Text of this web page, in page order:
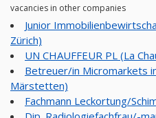
vacancies in other companies
Junior
Zürich)
UN CHAUFFEUR PL (La
Betreuer/in Micromarkets
Märstetten)
Fachmann Leckortung/